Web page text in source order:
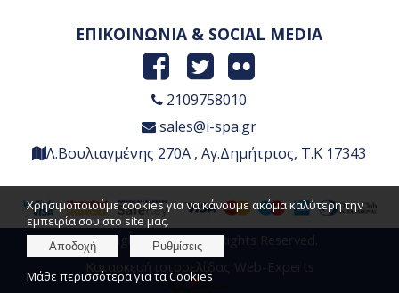
ΕΠΙΚΟΙΝΩΝΙΑ & SOCIAL MEDIA
2109758010
sales@i-spa.gr
Λ.Βουλιαγμένης 270Α , Αγ.Δημήτριος, Τ.Κ 17343
Copyright © 2026 , All Rights Reserved.
Κατασκευή ιστοσελίδας Web-Experts
Χρησιμοποιούμε cookies για να κάνουμε ακόμα καλύτερη την
εμπειρία σου στο site μας.
Αποδοχή Ρυθμίσεις
Μάθε περισσότερα για τα Cookies